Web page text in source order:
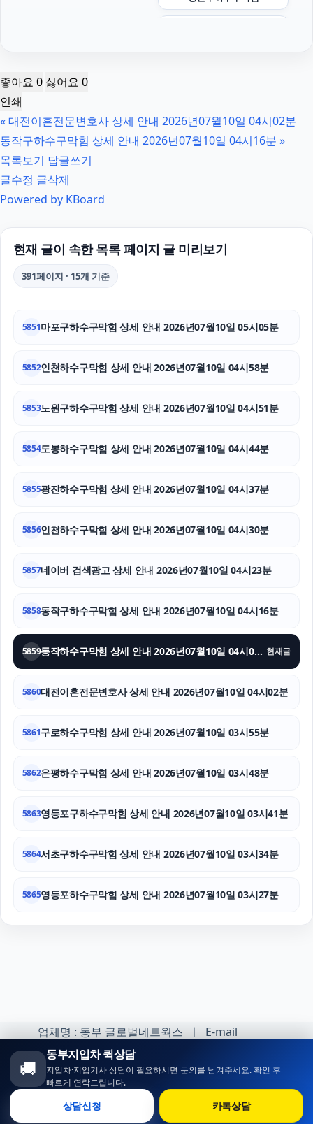
서울이혼변호사
대전치과
인스타 좋아요
풀문티켓
이혼전문변호사
인스타그램 팔로워
좋아요 0 싫어요 0
인쇄
«대전이혼전문변호사 상세 안내 2026년07월10일 04시02분
동작구하수구막힘 상세 안내 2026년07월10일 04시16분 »
목록보기 답글쓰기
글수정 글삭제
Powered by KBoard
현재 글이 속한 목록 페이지 글 미리보기
391페이지 · 15개 기준
5851마포구하수구막힘 상세 안내 2026년07월10일 05시05분
5852인천하수구막힘 상세 안내 2026년07월10일 04시58분
5853노원구하수구막힘 상세 안내 2026년07월10일 04시51분
5854도봉하수구막힘 상세 안내 2026년07월10일 04시44분
5855광진하수구막힘 상세 안내 2026년07월10일 04시37분
5856인천하수구막힘 상세 안내 2026년07월10일 04시30분
5857네이버 검색광고 상세 안내 2026년07월10일 04시23분
5858동작구하수구막힘 상세 안내 2026년07월10일 04시16분
5859 동작하수구막힘 상세 안내 2026년07월10일 04시09분 현재글
5860대전이혼전문변호사 상세 안내 2026년07월10일 04시02분
5861구로하수구막힘 상세 안내 2026년07월10일 03시55분
5862은평하수구막힘 상세 안내 2026년07월10일 03시48분
5863영등포구하수구막힘 상세 안내 2026년07월10일 03시41분
5864서초구하수구막힘 상세 안내 2026년07월10일 03시34분
5865영등포하수구막힘 상세 안내 2026년07월10일 03시27분
업체명 : 동부 글로벌네트웍스 ㅣ E-mail
:minhoh1@naver.com
카카오톡 오픈채팅 :
https://open.kakao.com/o/sqlsXOji
🚚
동부지입차 퀵상담
지입차·지입기사 상담이 필요하시면 문의를 남겨주세요. 확인 후
빠르게 연락드립니다.
상담신청 카톡상담